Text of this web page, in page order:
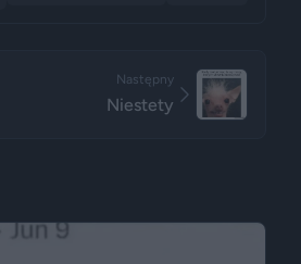
Następny
Niestety